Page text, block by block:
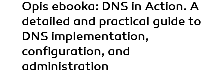
Opis ebooka: DNS in Action. A
detailed and practical guide to
DNS implementation,
configuration, and
administration